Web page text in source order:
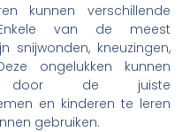
kunnen verschillende
van de meest
snijwonden, kneuzingen,
ongelukken kunnen
door de juiste
en kinderen te leren
gebruiken.